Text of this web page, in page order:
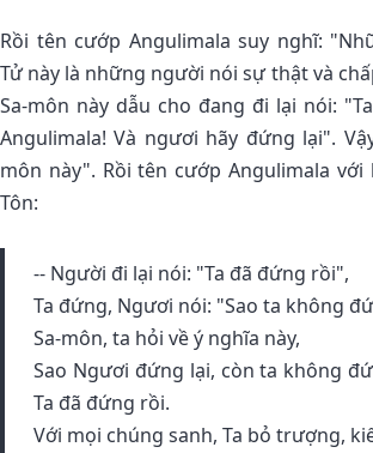
Rồi tên cướp Angulimala suy nghĩ:
Tử này là những người nói sự thật và
Sa-môn này dẫu cho đang đi lại nói:
Angulimala! Và ngươi hãy đứng lại".
môn này". Rồi tên cướp Angulimala với
Tôn:
-- Người đi lại nói: "Ta đã đứng rồi",
Ta đứng, Ngươi nói: "Sao ta không
Sa-môn, ta hỏi về ý nghĩa này,
Sao Ngươi đứng lại, còn ta không
Ta đã đứng rồi.
Với mọi chúng sanh, Ta bỏ trượng,